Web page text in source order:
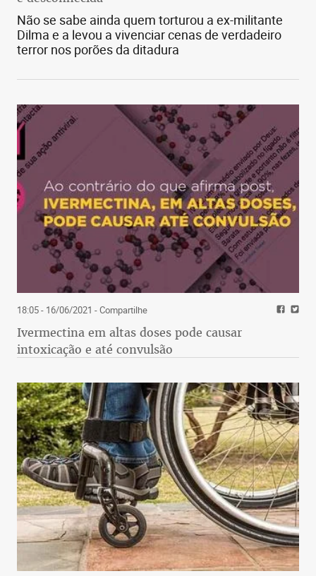
Não se sabe ainda quem torturou a ex-militante
Dilma e a levou a vivenciar cenas de verdadeiro
terror nos porões da ditadura
18:05 - 16/06/2021 - Compartilhe
Ivermectina em altas doses pode causar
intoxicação e até convulsão